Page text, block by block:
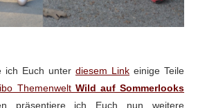
ich Euch unter diesem Link einige Teile
Themenwelt Wild auf Sommerlooks
präsentiere ich Euch nun weitere